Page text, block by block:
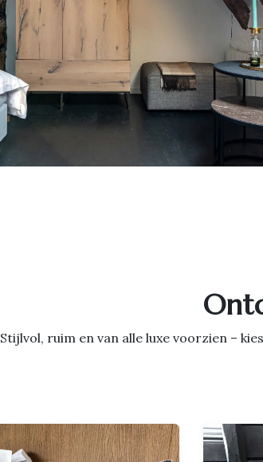
Stijlvol, ruim en van alle luxe voorzien –